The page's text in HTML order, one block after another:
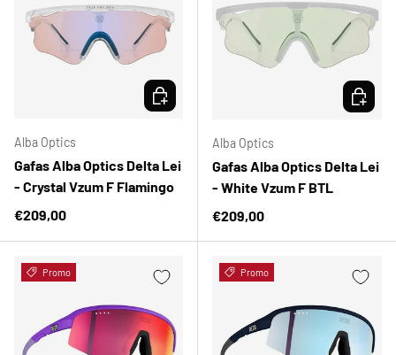
Alba Optics
Gafas Alba Optics Delta Lei
- Crystal Vzum F Flamingo
Precio normal
€209,00
ELEGIR OPCIONES
Alba Optics
Gafas Alba Optics Delta Lei
- White Vzum F BTL
Precio normal
€209,00
ELEGIR
Promo Promo